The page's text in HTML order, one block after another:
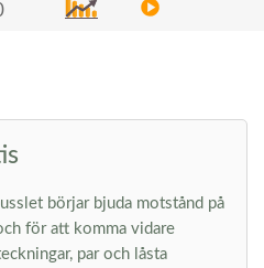
börjar bjuda motstånd på
för att komma vidare
par och låsta